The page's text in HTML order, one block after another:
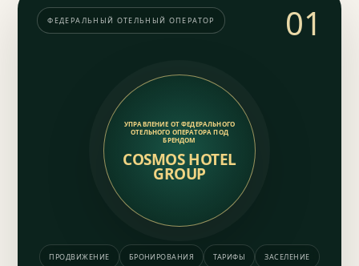
ФЕДЕРАЛЬНЫЙ ОТЕЛЬНЫЙ ОПЕРАТОР 01
УПРАВЛЕНИЕ ОТ ФЕДЕРАЛЬНОГО
ОТЕЛЬНОГО ОПЕРАТОРА ПОД
БРЕНДОМ
COSMOS HOTEL
GROUP
ПРОДВИЖЕНИЕ БРОНИРОВАНИЯ ТАРИФЫ ЗАСЕЛЕНИЕ